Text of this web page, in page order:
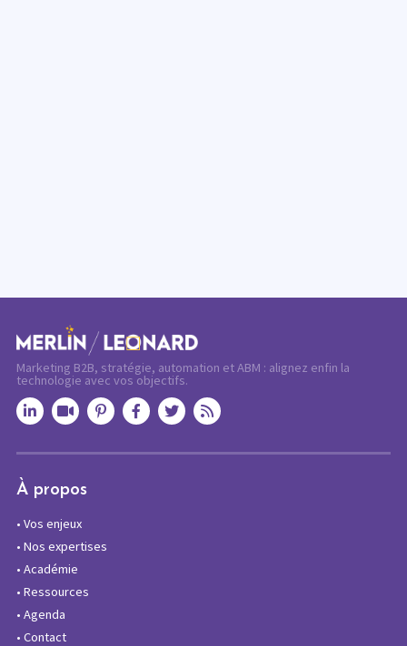
Marketing B2B, stratégie, automation et ABM : alignez enfin la
technologie avec vos objectifs.
À propos
• Vos enjeux
• Nos expertises
• Académie
• Ressources
• Agenda
• Contact